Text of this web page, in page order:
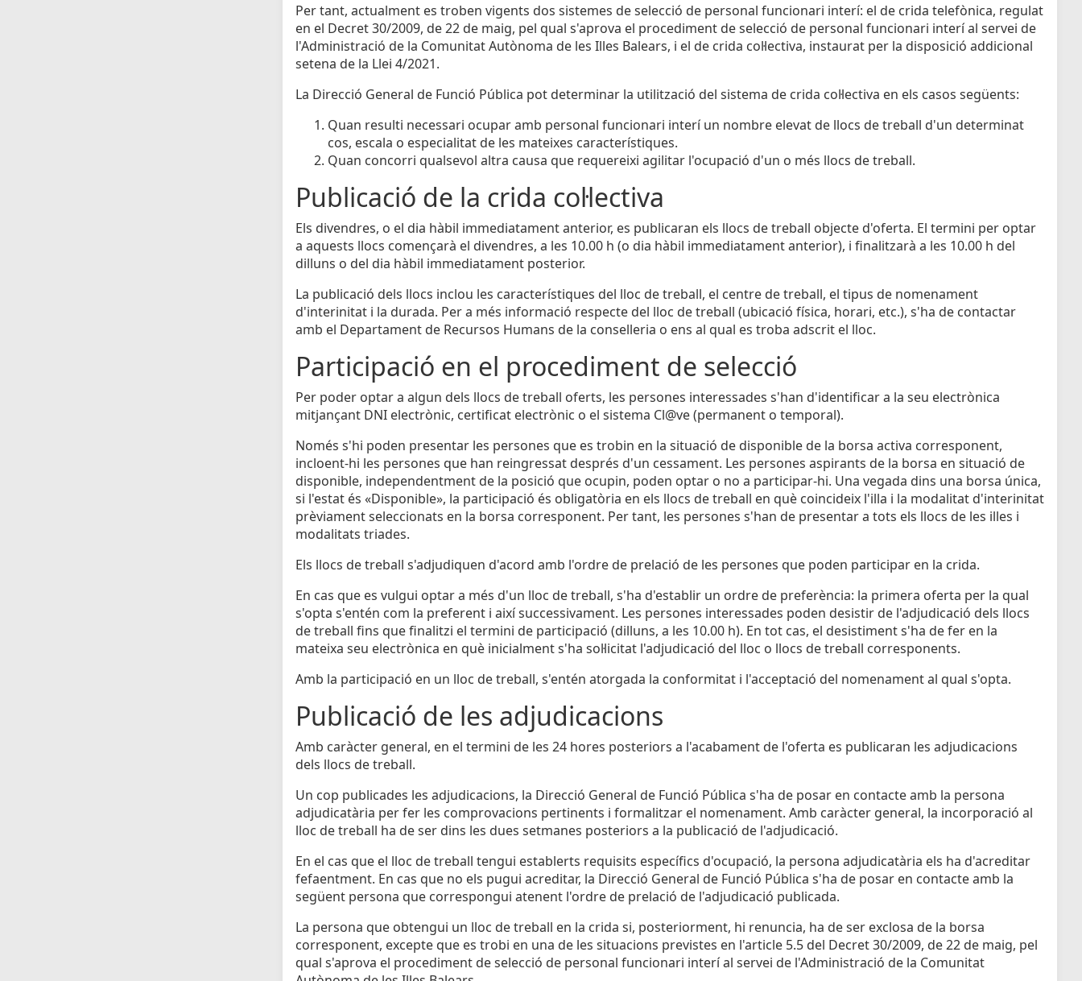
Per tant, actualment es troben vigents dos sistemes de selecció de personal funcionari interí: el de crida telefònica, regulat
en el Decret 30/2009, de 22 de maig, pel qual s'aprova el procediment de selecció de personal funcionari interí al servei de
l'Administració de la Comunitat Autònoma de les Illes Balears, i el de crida col·lectiva, instaurat per la disposició addicional
setena de la Llei 4/2021.
La Direcció General de Funció Pública pot determinar la utilització del sistema de crida col·lectiva en els casos següents:
Quan resulti necessari ocupar amb personal funcionari interí un nombre elevat de llocs de treball d'un determinat
cos, escala o especialitat de les mateixes característiques.
Quan concorri qualsevol altra causa que requereixi agilitar l'ocupació d'un o més llocs de treball.
Publicació de la crida col·lectiva
Els divendres, o el dia hàbil immediatament anterior, es publicaran els llocs de treball objecte d'oferta. El termini per optar
a aquests llocs començarà el divendres, a les 10.00 h (o dia hàbil immediatament anterior), i finalitzarà a les 10.00 h del
dilluns o del dia hàbil immediatament posterior.
La publicació dels llocs inclou les característiques del lloc de treball, el centre de treball, el tipus de nomenament
d'interinitat i la durada. Per a més informació respecte del lloc de treball (ubicació física, horari, etc.), s'ha de contactar
amb el Departament de Recursos Humans de la conselleria o ens al qual es troba adscrit el lloc.
Participació en el procediment de selecció
Per poder optar a algun dels llocs de treball oferts, les persones interessades s'han d'identificar a la seu electrònica
mitjançant DNI electrònic, certificat electrònic o el sistema Cl@ve (permanent o temporal).
Només s'hi poden presentar les persones que es trobin en la situació de disponible de la borsa activa corresponent,
incloent-hi les persones que han reingressat després d'un cessament. Les persones aspirants de la borsa en situació de
disponible, independentment de la posició que ocupin, poden optar o no a participar-hi. Una vegada dins una borsa única,
si l'estat és «Disponible», la participació és obligatòria en els llocs de treball en què coincideix l'illa i la modalitat d'interinitat
prèviament seleccionats en la borsa corresponent. Per tant, les persones s'han de presentar a tots els llocs de les illes i
modalitats triades.
Els llocs de treball s'adjudiquen d'acord amb l'ordre de prelació de les persones que poden participar en la crida.
En cas que es vulgui optar a més d'un lloc de treball, s'ha d'establir un ordre de preferència: la primera oferta per la qual
s'opta s'entén com la preferent i així successivament. Les persones interessades poden desistir de l'adjudicació dels llocs
de treball fins que finalitzi el termini de participació (dilluns, a les 10.00 h). En tot cas, el desistiment s'ha de fer en la
mateixa seu electrònica en què inicialment s'ha sol·licitat l'adjudicació del lloc o llocs de treball corresponents.
Amb la participació en un lloc de treball, s'entén atorgada la conformitat i l'acceptació del nomenament al qual s'opta.
Publicació de les adjudicacions
Amb caràcter general, en el termini de les 24 hores posteriors a l'acabament de l'oferta es publicaran les adjudicacions
dels llocs de treball.
Un cop publicades les adjudicacions, la Direcció General de Funció Pública s'ha de posar en contacte amb la persona
adjudicatària per fer les comprovacions pertinents i formalitzar el nomenament. Amb caràcter general, la incorporació al
lloc de treball ha de ser dins les dues setmanes posteriors a la publicació de l'adjudicació.
En el cas que el lloc de treball tengui establerts requisits específics d'ocupació, la persona adjudicatària els ha d'acreditar
fefaentment. En cas que no els pugui acreditar, la Direcció General de Funció Pública s'ha de posar en contacte amb la
següent persona que correspongui atenent l'ordre de prelació de l'adjudicació publicada.
La persona que obtengui un lloc de treball en la crida si, posteriorment, hi renuncia, ha de ser exclosa de la borsa
corresponent, excepte que es trobi en una de les situacions previstes en l'article 5.5 del Decret 30/2009, de 22 de maig, pel
qual s'aprova el procediment de selecció de personal funcionari interí al servei de l'Administració de la Comunitat